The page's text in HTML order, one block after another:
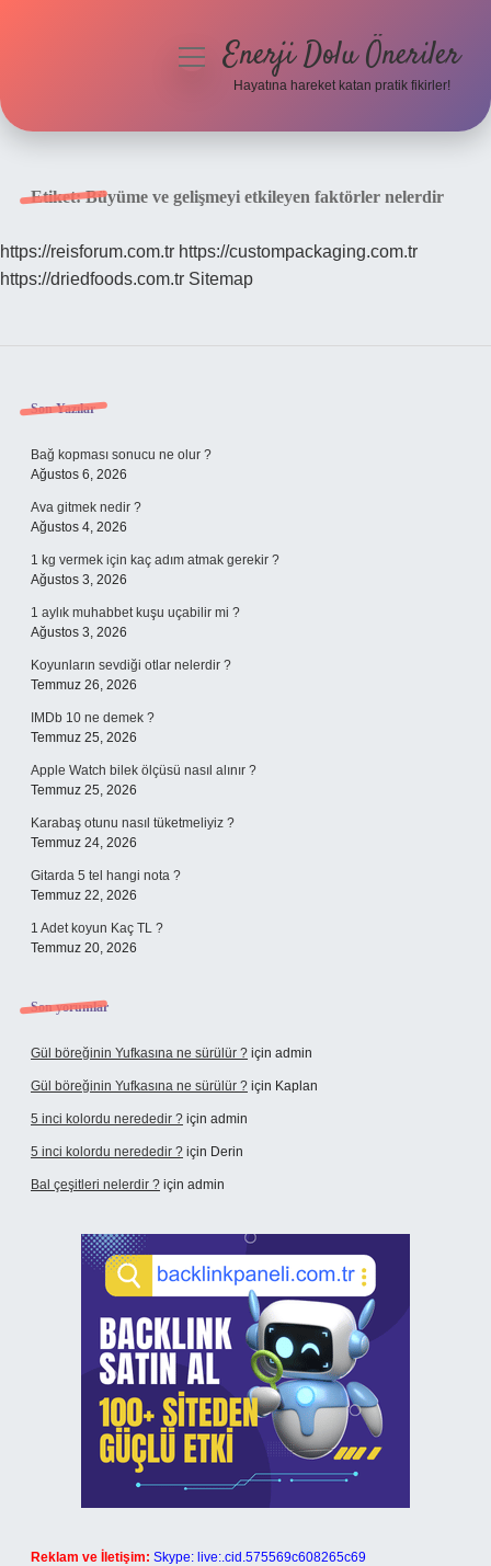
Hakkımızda
menüyüEnerji Dolu Öneriler
Hayatına hareket katan pratik fikirler!
Etiket:Büyüme ve gelişmeyi etkileyen faktörler nelerdir
https://reisforum.com.tr https://custompackaging.com.tr
https://driedfoods.com.tr Sitemap
Sidebar
Son Yazılar
Bağ kopması sonucu ne olur ?
Ağustos 6, 2026
Ava gitmek nedir ?
Ağustos 4, 2026
1 kg vermek için kaç adım atmak gerekir ?
Ağustos 3, 2026
1 aylık muhabbet kuşu uçabilir mi ?
Ağustos 3, 2026
Koyunların sevdiği otlar nelerdir ?
Temmuz 26, 2026
IMDb 10 ne demek ?
Temmuz 25, 2026
Apple Watch bilek ölçüsü nasıl alınır ?
Temmuz 25, 2026
Karabaş otunu nasıl tüketmeliyiz ?
Temmuz 24, 2026
Gitarda 5 tel hangi nota ?
Temmuz 22, 2026
1 Adet koyun Kaç TL ?
Temmuz 20, 2026
Son yorumlar
Gül böreğinin Yufkasına ne sürülür ? için admin
Gül böreğinin Yufkasına ne sürülür ? için Kaplan
5 inci kolordu nerededir ? için admin
5 inci kolordu nerededir ? için Derin
Bal çeşitleri nelerdir ? için admin
Reklam ve İletişim: Skype: live:.cid.575569c608265c69